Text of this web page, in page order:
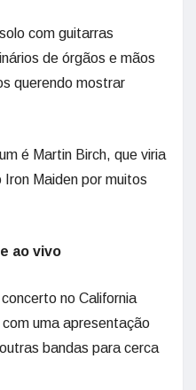
com guitarras
de órgãos e mãos
querendo mostrar
é Martin Birch, que viria
Maiden por muitos
ao vivo
no California
uma apresentação
bandas para cerca